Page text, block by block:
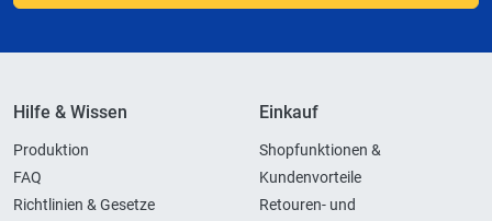
Hilfe & Wissen
Produktion
FAQ
Richtlinien & Gesetze
Einkauf
Shopfunktionen &
Kundenvorteile
Retouren- und